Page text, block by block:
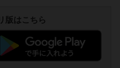
版はこちら